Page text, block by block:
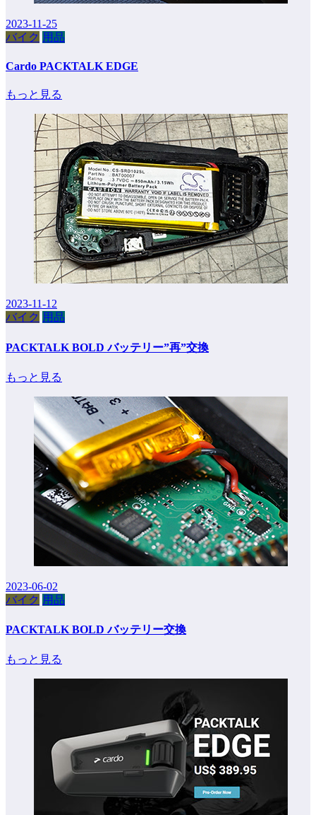
2023-11-25
バイク 用品
Cardo PACKTALK EDGE
もっと見る
2023-11-12
バイク 用品
PACKTALK BOLD バッテリー”再”交換
もっと見る
2023-06-02
バイク 用品
PACKTALK BOLD バッテリー交換
もっと見る